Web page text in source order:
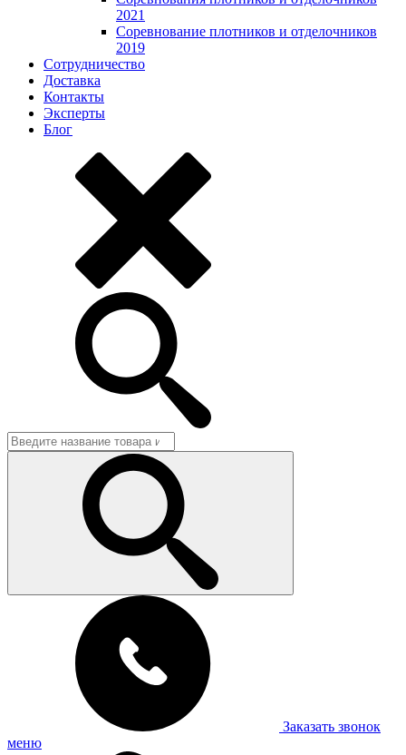
2021
Соревнование плотников и отделочников
2019
Сотрудничество
Доставка
Контакты
Эксперты
Блог
Заказать звонок
меню